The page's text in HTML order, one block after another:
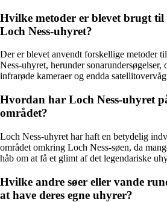
Hvilke metoder er blevet brugt til
Loch Ness-uhyret?
Der er blevet anvendt forskellige metoder
Ness-uhyret, herunder sonarundersøgelser,
infrarøde kameraer og endda
Hvordan har Loch Ness-uhyret
området?
Loch Ness-uhyret har haft en betydelig
området omkring Loch Ness-søen, da
håb om at få et glimt af det legendariske
Hvilke andre søer eller vande
at have deres egne uhyrer?